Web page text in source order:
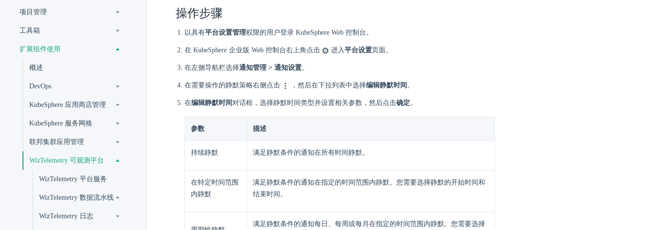
项目管理
工具箱
扩展组件使用
概述
DevOps
KubeSphere 应用商店管理
KubeSphere 服务网格
联邦集群应用管理
WizTelemetry 可观测平台
WizTelemetry 平台服务
WizTelemetry 数据流水线
WizTelemetry 日志
操作步骤
以具有平台设置管理权限的用户登录 KubeSphere Web 控制台。
在 KubeSphere 企业版 Web 控制台右上角点击 进入平台设置页面。
在左侧导航栏选择通知管理 > 通知设置。
在需要操作的静默策略右侧点击 ，然后在下拉列表中选择编辑静默时间 。
在编辑静默时间对话框，选择静默时间类型并设置相关参数，然后点击确定。
参数 描述
持续静默 满足静默条件的通知在所有时间静默。
在特定时间范围
内静默
满足静默条件的通知在指定的时间范围内静默。您需要选择静默的开始时间和
结束时间。
满足静默条件的通知每日、每周或每月在指定的时间范围内静默。您需要选择